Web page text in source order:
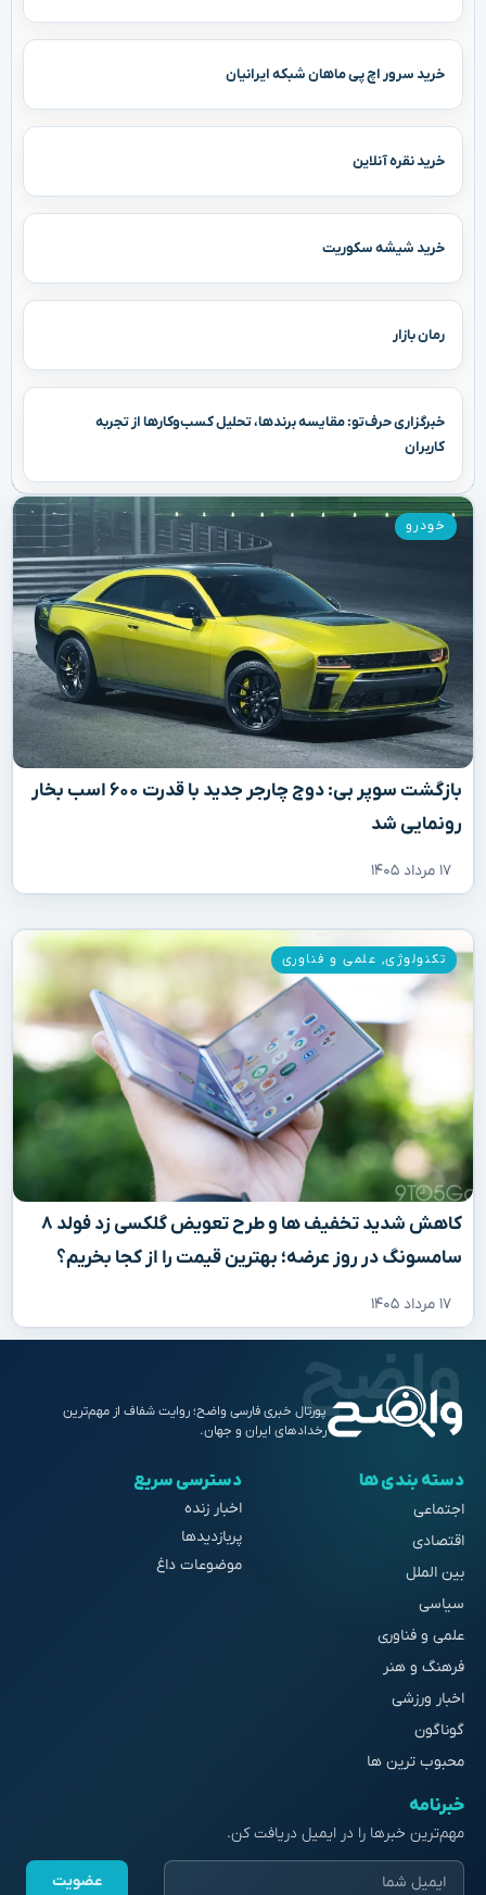
خرید سرور اچ پی ماهان شبکه ایرانیان
خرید نقره آنلاین
خرید شیشه سکوریت
رمان بازار
خبرگزاری حرف‌تو: مقایسه برندها، تحلیل کسب‌وکارها از تجربه
کاربران
بازگشت سوپر بی: دوج چارجر جدید با قدرت ۶۰۰ اسب بخار
رونمایی شد
۱۷ مرداد ۱۴۰۵
خودرو
کاهش شدید تخفیف‌ ها و طرح تعویض گلکسی زد فولد ۸
سامسونگ در روز عرضه؛ بهترین قیمت را از کجا بخریم؟
۱۷ مرداد ۱۴۰۵
تکنولوژی, علمی و فناوری
پورتال خبری فارسی واضح؛ روایت شفاف از مهم‌ترین
رخدادهای ایران و جهان.
دسته بندی ها
اجتماعی
اقتصادی
بین الملل
سیاسی
علمی و فناوری
فرهنگ و هنر
اخبار ورزشی
گوناگون
محبوب ترین ها
دسترسی سریع
اخبار زنده
پربازدیدها
موضوعات داغ
خبرنامه
مهم‌ترین خبرها را در ایمیل دریافت کن.
عضویت